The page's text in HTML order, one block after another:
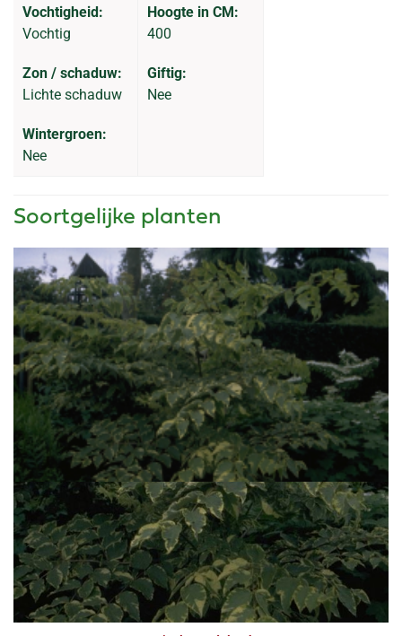
Vochtigheid:
Vochtig
Zon / schaduw:
Lichte schaduw
Wintergroen:
Nee
Hoogte in CM:
400
Giftig:
Nee
Soortgelijke planten